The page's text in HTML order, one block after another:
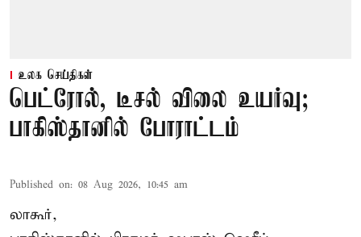
உலக செய்திகள்
பெட்ரோல், டீசல் விலை உயர்வு;
பாகிஸ்தானில் போராட்டம்
Published on: 08 Aug 2026, 10:45 am
லாகூர்,